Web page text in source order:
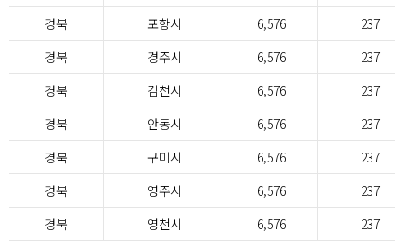
경북
포항시 6,576
237
경북
경주시 6,576
237
경북
김천시 6,576
237
경북
안동시 6,576
237
경북
구미시 6,576
237
경북
영주시 6,576
237
경북
영천시 6,576
237